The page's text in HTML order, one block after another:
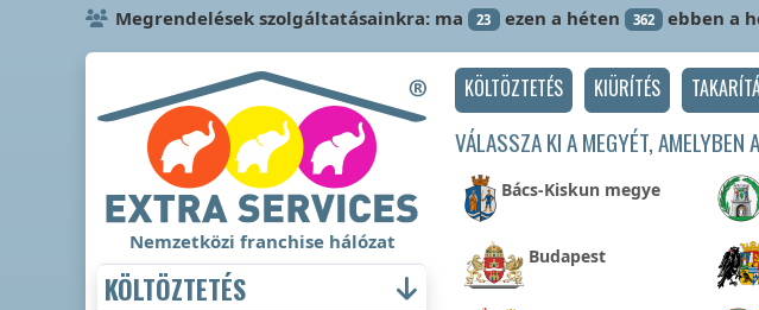
Megrendelések szolgáltatásainkra: ma 23 ezen a héten 362 ebben a
KÖLTÖZTETÉS KIÜRÍTÉS
VÁLASSZA KI A MEGYÉT, AMELYBEN
Bács-Kiskun megye
Budapest
Nemzetközi franchise hálózat
KÖLTÖZTETÉS